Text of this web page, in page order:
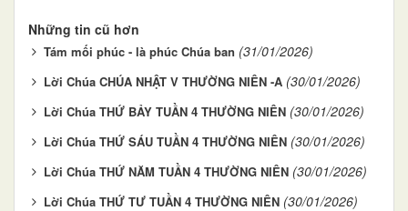
Những tin cũ hơn
Tám mối phúc - là phúc Chúa ban (31/01/2026)
Lời Chúa CHÚA NHẬT V THƯỜNG NIÊN -A (30/01/2026)
Lời Chúa THỨ BẢY TUẦN 4 THƯỜNG NIÊN (30/01/2026)
Lời Chúa THỨ SÁU TUẦN 4 THƯỜNG NIÊN (30/01/2026)
Lời Chúa THỨ NĂM TUẦN 4 THƯỜNG NIÊN (30/01/2026)
Lời Chúa THỨ TƯ TUẦN 4 THƯỜNG NIÊN (30/01/2026)